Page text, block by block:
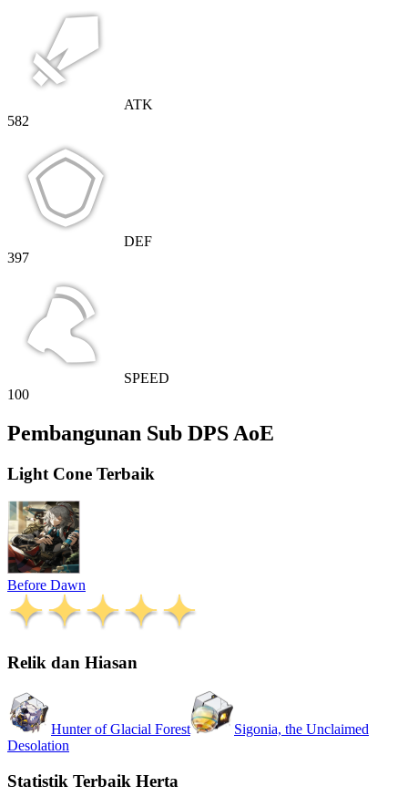
ATK
582
DEF
397
SPEED
100
Pembangunan Sub DPS AoE
Light Cone Terbaik
Before Dawn
Relik dan Hiasan
Hunter of Glacial Forest
Sigonia, the Unclaimed
Desolation
Statistik Terbaik Herta